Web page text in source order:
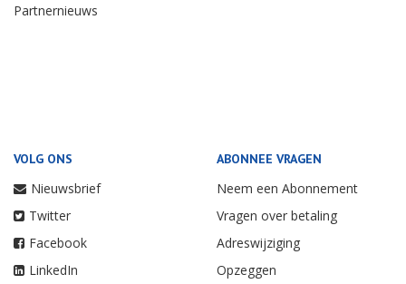
Partnernieuws
VOLG ONS
Nieuwsbrief
Twitter
Facebook
LinkedIn
ABONNEE VRAGEN
Neem een Abonnement
Vragen over betaling
Adreswijziging
Opzeggen